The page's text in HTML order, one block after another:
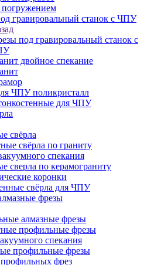
гравировальный станок с ЧПУ
под гравировальный станок с
двойное спекание
ЧПУ поликристалл
для ЧПУ
свёрла
свёрла по граниту
спекания
сверла по керамограниту
коронки
свёрла для ЧПУ
фрезы
алмазные фрезы
профильные фрезы
спекания
профильные фрезы
фрез